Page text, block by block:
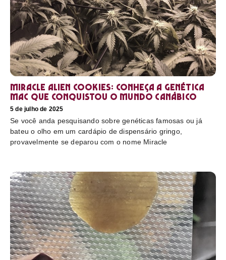
Miracle Alien Cookies: conheça a genética
MAC que conquistou o mundo canábico
5 de julho de 2025
Se você anda pesquisando sobre genéticas famosas ou já
bateu o olho em um cardápio de dispensário gringo,
provavelmente se deparou com o nome Miracle